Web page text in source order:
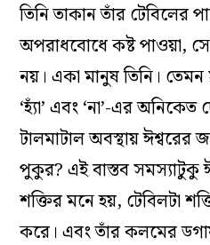
তিনি তাকান তাঁর টেবিলের
অপরাধবোধে কষ্ট পাওয়া,
নয়। একা মানুষ তিনি। তেমন
‘হ্যাঁ’ এবং ‘না’-এর
টালমাটাল অবস্থায় ঈশ্বরের
পুকুর? এই বাস্তব সমস্যাটুকু
শক্তির মনে হয়, টেবিলটা
করে। এবং তাঁর কলমের